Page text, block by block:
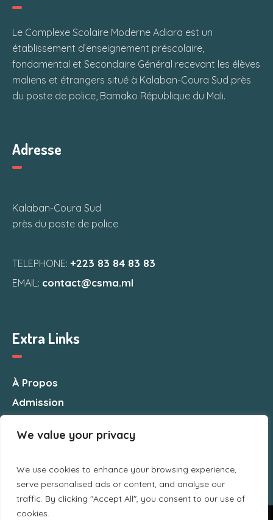
We value your privacy
We use cookies to enhance your browsing experience,
serve personalised ads or content, and analyse our
traffic. By clicking "Accept All", you consent to our use of
cookies.
Le Complexe Scolaire Moderne Adiara est un
établissement d’enseignement préscolaire,
fondamental et Secondaire Général recevant les élèves
maliens et étrangers situé à Kalaban-Coura Sud près
du poste de police, Bamako République du Mali.
Adresse
Kalaban-Coura Sud
près du poste de police
TELEPHONE:+223 83 84 83 83
EMAIL: contact@csma.ml
Extra Links
À Propos
Admission